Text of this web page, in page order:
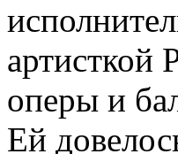
артисткой
оперы и
Ей